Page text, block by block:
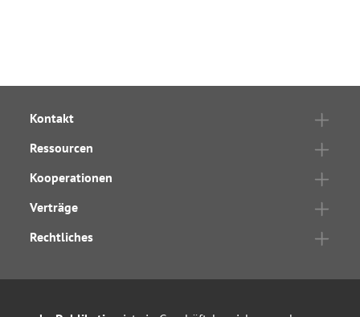
Kontakt
Ressourcen
Kooperationen
Verträge
Rechtliches